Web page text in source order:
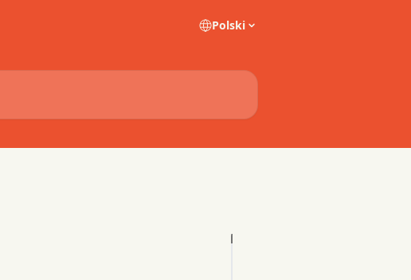
Polski